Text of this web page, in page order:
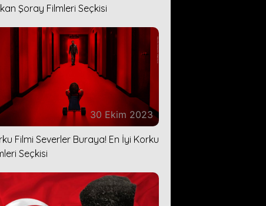
Şoray Filmleri Seçkisi
30 Ekim 2023
Filmi Severler Buraya! En İyi Korku
Seçkisi